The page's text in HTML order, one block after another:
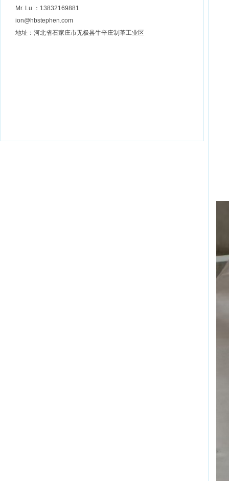
Mr. Lu ：13832169881
ion@hbstephen.com
地址：河北省石家庄市无极县牛辛庄制革工业区